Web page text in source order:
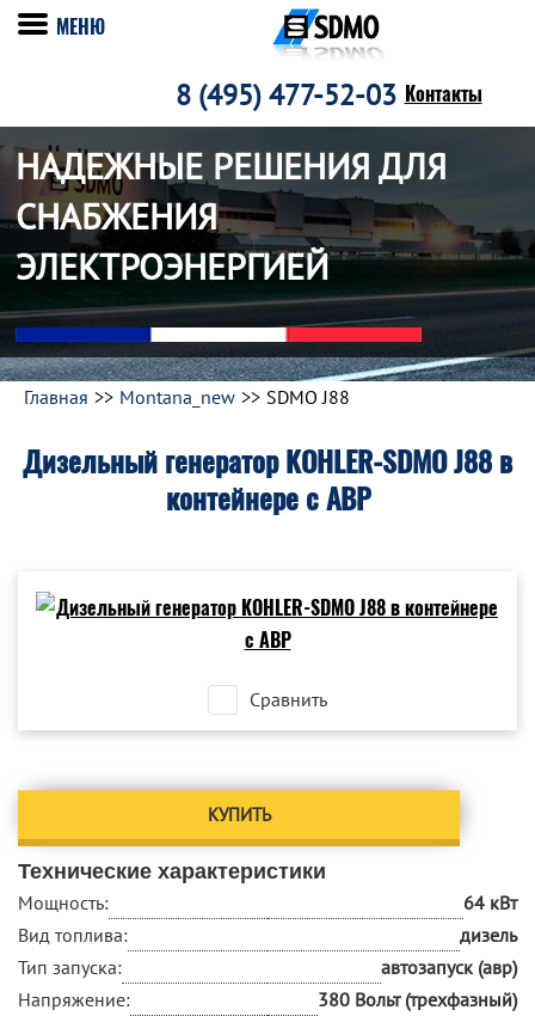
8 (495) 477-52-03 Контакты
МЕНЮ
НАДЕЖНЫЕ РЕШЕНИЯ ДЛЯ
СНАБЖЕНИЯ
ЭЛЕКТРОЭНЕРГИЕЙ
Главная Montana_new SDMO J88
Дизельный генератор KOHLER-SDMO J88 в
контейнере c АВР
Сравнить
КУПИТЬ
Технические характеристики
Мощность:
64 кВт
Вид топлива:
дизель
Тип запуска:
автозапуск (авр)
Напряжение:
380 Вольт (трехфазный)